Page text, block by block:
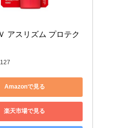
アスリズム プロテク
Amazonで見る
楽天市場で見る